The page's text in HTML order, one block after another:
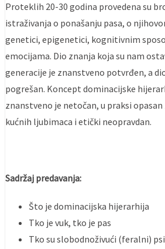
Proteklih 20-30 godina provedena su
istraživanja o ponašanju pasa, o
genetici, epigenetici, kognitivnim
emocijama. Dio znanja koja su nam
generacije je znanstveno potvrđen, a
pogrešan. Koncept dominacijske
znanstveno je netočan, u praksi
kućnih ljubimaca i etički neopravdan.
Sadržaj predavanja:
Što je dominacijska hijerarhija
Tko je vuk, tko je pas
Tko su slobodnoživući (feralni) psi